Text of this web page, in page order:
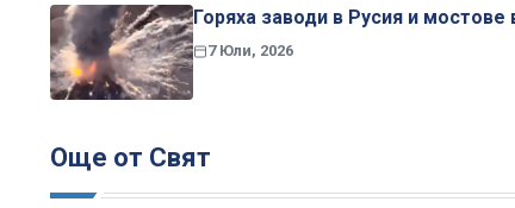
Горяха заводи в Русия и
7 Юли, 2026
Още от Свят